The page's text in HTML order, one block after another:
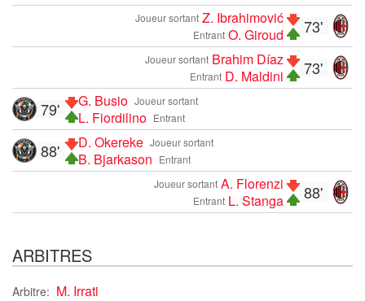
73'
Joueur sortant Z. Ibrahimović
Entrant O. Giroud
73'
Joueur sortant Brahim Díaz
Entrant D. Maldini
Joueur sortant
G. Busio
Entrant
L. Fiordilino
79'
Joueur sortant
D. Okereke
Entrant
B. Bjarkason
88'
88'
Joueur sortant A. Florenzi
Entrant L. Stanga
ARBITRES
Arbitre: M. Irrati